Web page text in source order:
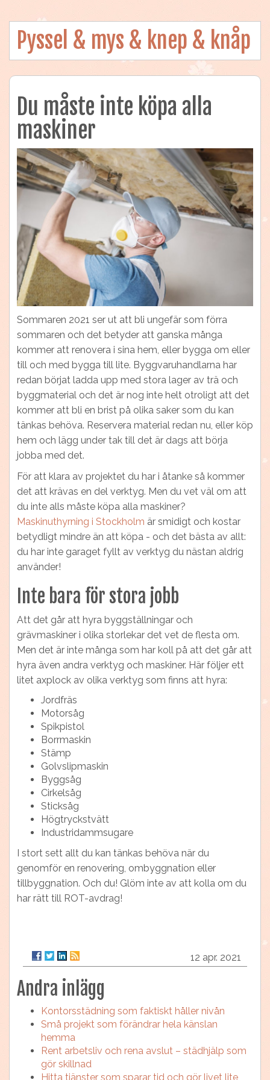
Pyssel & mys & knep & knåp
Du måste inte köpa alla
maskiner
Sommaren 2021 ser ut att bli ungefär som förra
sommaren och det betyder att ganska många
kommer att renovera i sina hem, eller bygga om eller
till och med bygga till lite. Byggvaruhandlarna har
redan börjat ladda upp med stora lager av trä och
byggmaterial och det är nog inte helt otroligt att det
kommer att bli en brist på olika saker som du kan
tänkas behöva. Reservera material redan nu, eller köp
hem och lägg under tak till det är dags att börja
jobba med det.
För att klara av projektet du har i åtanke så kommer
det att krävas en del verktyg. Men du vet väl om att
du inte alls måste köpa alla maskiner?
Maskinuthyrning i Stockholm är smidigt och kostar
betydligt mindre än att köpa - och det bästa av allt:
du har inte garaget fyllt av verktyg du nästan aldrig
använder!
Inte bara för stora jobb
Att det går att hyra byggställningar och
grävmaskiner i olika storlekar det vet de flesta om.
Men det är inte många som har koll på att det går att
hyra även andra verktyg och maskiner. Här följer ett
litet axplock av olika verktyg som finns att hyra:
Jordfräs
Motorsåg
Spikpistol
Borrmaskin
Stämp
Golvslipmaskin
Byggsåg
Cirkelsåg
Sticksåg
Högtryckstvätt
Industridammsugare
I stort sett allt du kan tänkas behöva när du
genomför en renovering, ombyggnation eller
tillbyggnation. Och du! Glöm inte av att kolla om du
har rätt till ROT-avdrag!
12 apr. 2021
Andra inlägg
Kontorsstädning som faktiskt håller nivån
Små projekt som förändrar hela känslan
hemma
Rent arbetsliv och rena avslut – städhjälp som
gör skillnad
Hitta tjänster som sparar tid och gör livet lite